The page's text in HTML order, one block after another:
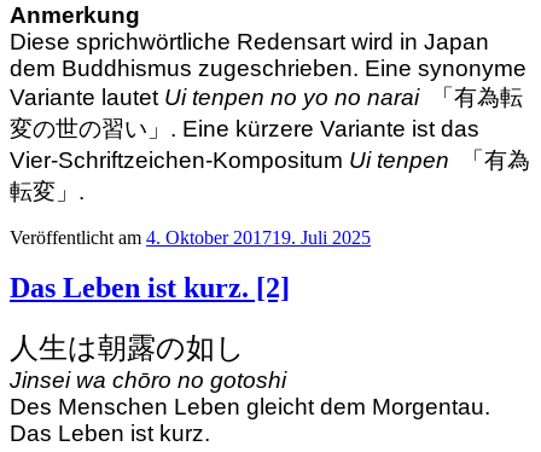
Anmerkung
Diese sprichwörtliche Redensart wird in Japan
dem Buddhismus zugeschrieben. Eine synonyme
Variante lautet Ui tenpen no yo no narai「有為転
変の世の習い」. Eine kürzere Variante ist das
Vier-Schriftzeichen-Kompositum Ui tenpen 「有為
転変」.
Veröffentlicht am 4. Oktober 201719. Juli 2025
Das Leben ist kurz. [2]
人生は朝露の如し
Jinsei wa chōro no gotoshi
Des Menschen Leben gleicht dem Morgentau.
Das Leben ist kurz.